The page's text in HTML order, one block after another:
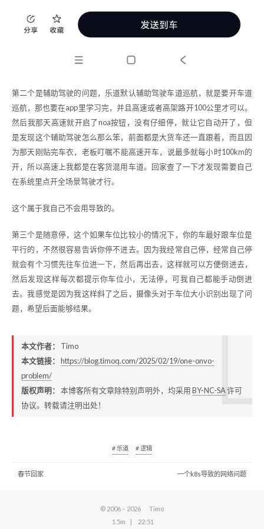
第二个是辅助驾驶的问题，乐道默认辅助驾驶车道巡航，就是要开车道
巡航，那也要在app里学习完，并且高速或者高架路开100公里才可以。
然后我那天高速就开启了noa按钮，没有仔细停，就让它自动开了，但
是发现这个辅助驾驶怎么那么笨，前面都是大货车还一直跟着，而且因
为那天刚贴完车衣，老板叮嘱不能高速开车，说最多就每小时100km的
开，所以高速上我都是在客货混用车道。回家查了一下才发现需要自己
在系统里点开全场景驾驶才行。
这个属于我自己不会用导致的。
第三个是随意停，这个如果车位比较小的情况下，你的车最好跟车位是
平行的，不然很容易告诉你停不进去。因为我经常自己停，经常自己停
就会有个习惯先往车位进一下，然后再出去，这样就可以方便倒进去，
然后发现这样每次都提示你车位小，无法停，可我自己都能手动倒进
去。我感觉是因为我这样斜了之后，摄像头对于车位大小识别出现了问
题，希望后面能够结果。
本文作者： Timo
本文链接：
https://blog.timoq.com/2025/02/19/one-onvo-
problem/
版权声明： 本博客所有文章除特别声明外，均采用BY-NC-SA许可
协议。转载请注明出处！
# 乐道 # 逻辑
春节回家 一个k8s导致的网络问题
© 2006 – 2026
Timo
1.5m
22:51